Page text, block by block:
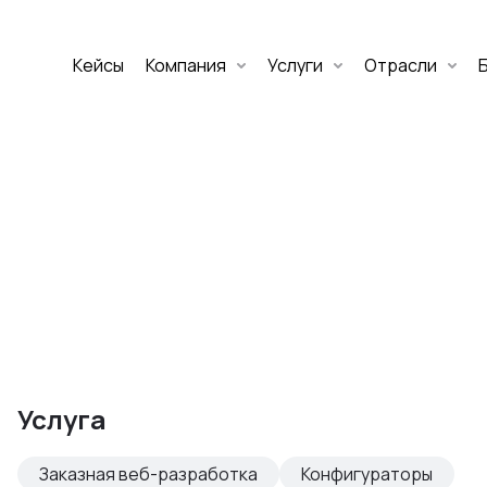
Кейсы Компания Услуги Отрасли
Услуга
Заказная веб-разработка
Конфигураторы